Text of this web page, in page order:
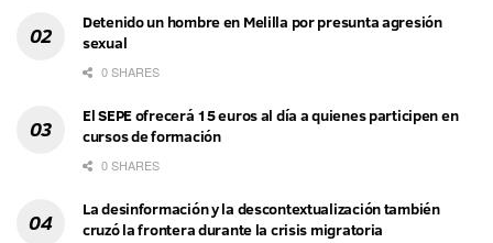
Detenido un hombre en Melilla por presunta agresión
sexual
0 SHARES
El SEPE ofrecerá 15 euros al día a quienes participen en
cursos de formación
0 SHARES
La desinformación y la descontextualización también
cruzó la frontera durante la crisis migratoria